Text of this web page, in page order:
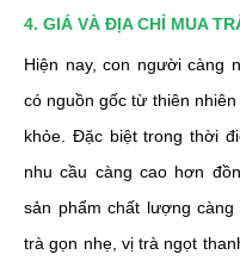
4. GIÁ VÀ ĐỊA CHỈ MUA
Hiện nay, con người càng
có nguồn gốc từ thiên
khỏe. Đặc biệt trong thời
nhu cầu càng cao hơn
sản phẩm chất lượng
trà gọn nhẹ, vị trà ngọt